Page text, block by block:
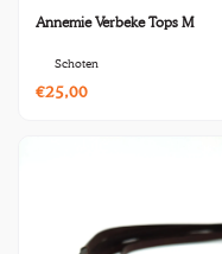
Annemie Verbeke Tops M
Schoten
€25,00